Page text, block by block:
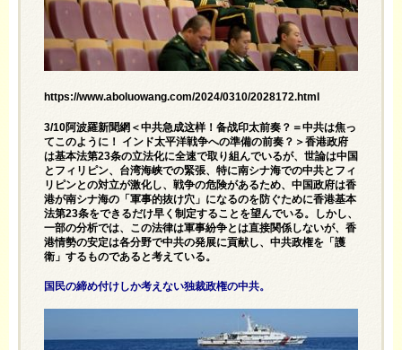
https://www.aboluowang.com/2024/0310/2028172.html
3/10阿波羅新聞網＜中共急成这样！备战印太前奏？＝中共は焦っ
てこのように！ インド太平洋戦争への準備の前奏？＞香港政府
は基本法第23条の立法化に全速で取り組んでいるが、世論は中国
とフィリピン、台湾海峡での緊張、特に南シナ海での中共とフィ
リピンとの対立が激化し、戦争の危険があるため、中国政府は香
港が南シナ海の「軍事的抜け穴」になるのを防ぐために香港基本
法第23条をできるだけ早く制定することを望んでいる。しかし、
一部の分析では、この法律は軍事紛争とは直接関係しないが、香
港情勢の安定は各分野で中共の発展に貢献し、中共政権を「護
衛」するものであると考えている。
国民の締め付けしか考えない独裁政権の中共。